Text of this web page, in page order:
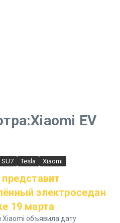
EV
SU7 Tesla Xiaomi
электроседан
19 марта
Xiaomi объявила дату